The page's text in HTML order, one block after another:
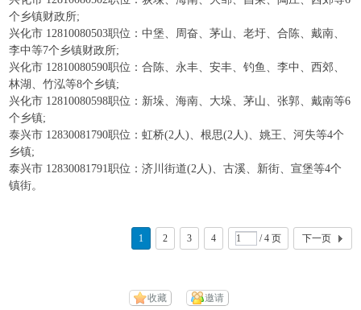
个乡镇财政所;
兴化市 12810080503职位：中堡、周奋、茅山、老圩、合陈、戴南、
李中等7个乡镇财政所;
兴化市 12810080590职位：合陈、永丰、安丰、钓鱼、李中、西郊、
林湖、竹泓等8个乡镇;
兴化市 12810080598职位：新垛、海南、大垛、茅山、张郭、戴南等6
个乡镇;
泰兴市 12830081790职位：虹桥(2人)、根思(2人)、姚王、河失等4个
乡镇;
泰兴市 12830081791职位：济川街道(2人)、古溪、新街、宣堡等4个
镇街。
1 2 3 4 / 4 页 下一页
收藏 邀请